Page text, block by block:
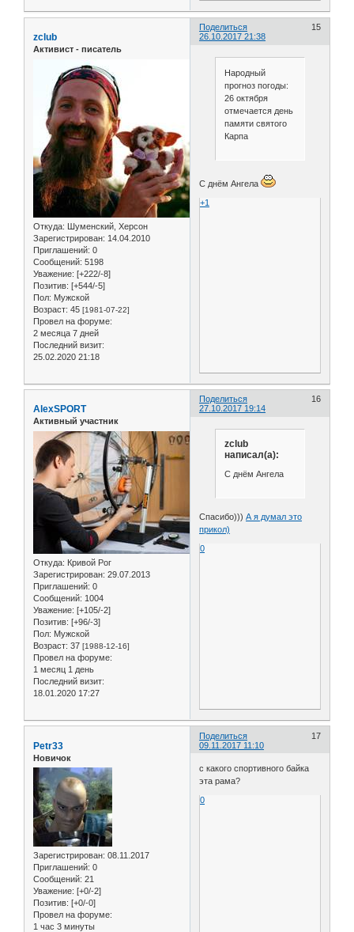
Поделиться
15
26.10.2017 21:38
zclub
Активист - писатель
Откуда: Шуменский, Херсон
Зарегистрирован: 14.04.2010
Приглашений: 0
Сообщений: 5198
Уважение: [+222/-8]
Позитив: [+544/-5]
Пол: Мужской
Возраст: 45 [1981-07-22]
Провел на форуме:
2 месяца 7 дней
Последний визит:
25.02.2020 21:18
Народный
прогноз погоды:
26 октября
отмечается день
памяти святого
Карпа
С днём Ангела
+1
Поделиться
16
27.10.2017 19:14
AlexSPORT
Активный участник
Откуда: Кривой Рог
Зарегистрирован: 29.07.2013
Приглашений: 0
Сообщений: 1004
Уважение: [+105/-2]
Позитив: [+96/-3]
Пол: Мужской
Возраст: 37 [1988-12-16]
Провел на форуме:
1 месяц 1 день
Последний визит:
18.01.2020 17:27
zclub
написал(а):
С днём Ангела
Спасибо)))А я думал это
прикол)
0
Поделиться
17
09.11.2017 11:10
Petr33
Новичок
Зарегистрирован: 08.11.2017
Приглашений: 0
Сообщений: 21
Уважение: [+0/-2]
Позитив: [+0/-0]
Провел на форуме:
1 час 3 минуты
с какого спортивного байка
эта рама?
0